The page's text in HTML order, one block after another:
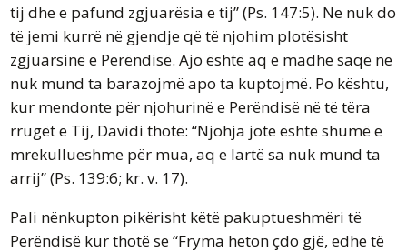
tij dhe e pafund zgjuarësia e tij” (Ps. 147:5). Ne nuk do
të jemi kurrë në gjendje që të njohim plotësisht
zgjuarsinë e Perëndisë. Ajo është aq e madhe saqë ne
nuk mund ta barazojmë apo ta kuptojmë. Po kështu,
kur mendonte për njohurinë e Perëndisë në të tëra
rrugët e Tij, Davidi thotë: “Njohja jote është shumë e
mrekullueshme për mua, aq e lartë sa nuk mund ta
arrij” (Ps. 139:6; kr. v. 17).
Pali nënkupton pikërisht këtë pakuptueshmëri të
Perëndisë kur thotë se “Fryma heton çdo gjë, edhe të